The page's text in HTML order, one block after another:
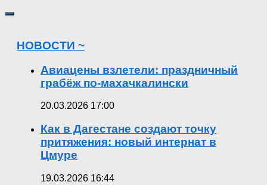
НОВОСТИ ~
Авиацены взлетели: праздничный
грабёж по-махачкалински
20.03.2026 17:00
Как в Дагестане создают точку
притяжения: новый интернат в
Цмуре
19.03.2026 16:44